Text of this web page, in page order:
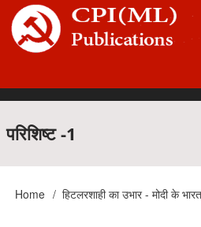
Skip
main
Main
navigation
परिशिष्ट -1
Breadcrumb
Home हिटलरशाही का उभार - मोदी के